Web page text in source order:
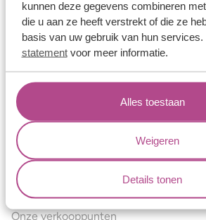
kunnen deze gegevens combineren
die u aan ze heeft verstrekt of die ze
basis van uw gebruik van hun services.
statementvoor meer informatie.
Alles toestaan
Weigeren
Details tonen
Historie
Certificaten
Blogs
Jouw voordelen
Conflictvrije Materialen
Oneindig veel mogelijkheden
Kwaliteit
Juweliers & Contact
Onze verkooppunten